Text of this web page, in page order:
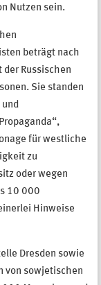
Nutzen sein.
beträgt nach
Russischen
Sie standen
für westliche
zu
oder wegen
10 000
Hinweise
Dresden sowie
von sowjetischen